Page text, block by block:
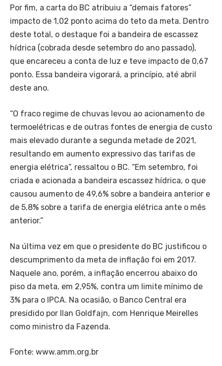
Por fim, a carta do BC atribuiu a “demais fatores”
impacto de 1,02 ponto acima do teto da meta. Dentro
deste total, o destaque foi a bandeira de escassez
hídrica (cobrada desde setembro do ano passado),
que encareceu a conta de luz e teve impacto de 0,67
ponto. Essa bandeira vigorará, a princípio, até abril
deste ano.
“O fraco regime de chuvas levou ao acionamento de
termoelétricas e de outras fontes de energia de custo
mais elevado durante a segunda metade de 2021,
resultando em aumento expressivo das tarifas de
energia elétrica”, ressaltou o BC. “Em setembro, foi
criada e acionada a bandeira escassez hídrica, o que
causou aumento de 49,6% sobre a bandeira anterior e
de 5,8% sobre a tarifa de energia elétrica ante o mês
anterior.”
Na última vez em que o presidente do BC justificou o
descumprimento da meta de inflação foi em 2017.
Naquele ano, porém, a inflação encerrou abaixo do
piso da meta, em 2,95%, contra um limite mínimo de
3% para o IPCA. Na ocasião, o Banco Central era
presidido por Ilan Goldfajn, com Henrique Meirelles
como ministro da Fazenda.
Fonte: www.amm.org.br